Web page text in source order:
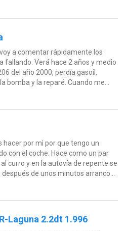
a comentar rápidamente los
fallando. Verá hace 2 años y medio
del año 2000, perdía gasoil,
bomba y la reparé. Cuando me...
hacer por mi por que tengo un
con el coche. Hace como un par
curro y en la autovía de repente se
de unos minutos arranco...
Laguna 2.2dt 1.996